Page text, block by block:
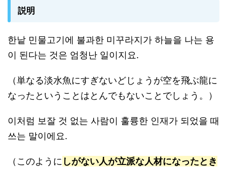
説明
한낱 민물고기에 불과한 미꾸라지가 하늘을 나는 용
이 된다는 것은 엄청난 일이지요.
（単なる淡水魚にすぎないどじょうが空を飛ぶ龍に
なったということはとんでもないことでしょう。）
이처럼 보잘 것 없는 사람이 훌륭한 인재가 되었을 때
쓰는 말이에요.
（このように しがない人が立派な人材になったとき